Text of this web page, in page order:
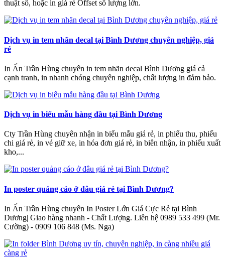
thuật số, hoặc in giá rẻ Offset số lượng lớn.
Dịch vụ in tem nhãn decal tại Bình Dương chuyên nghiệp, giá
rẻ
In Ấn Trần Hùng chuyên in tem nhãn decal Bình Dương giá cả
cạnh tranh, in nhanh chóng chuyên nghiệp, chất lượng in đảm bảo.
Dịch vụ in biểu mẫu hàng đầu tại Bình Dương
Cty Trần Hùng chuyên nhận in biểu mẫu giá rẻ, in phiếu thu, phiếu
chi giá rẻ, in vé giữ xe, in hóa đơn giá rẻ, in biên nhận, in phiếu xuất
kho,...
In poster quảng cáo ở đâu giá rẻ tại Bình Dương?
In Ấn Trần Hùng chuyên In Poster Lớn Giá Cực Rẻ tại Bình
Dương| Giao hàng nhanh - Chất Lượng‎. Liên hệ 0989 533 499 (Mr.
Cường) - 0909 106 848 (Ms. Nga)